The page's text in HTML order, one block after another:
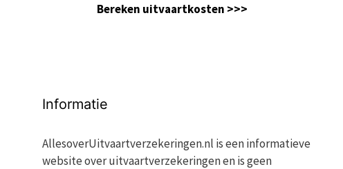
Bereken uitvaartkosten >>>
Informatie
AllesoverUitvaartverzekeringen.nl is een informatieve
website over uitvaartverzekeringen en is geen